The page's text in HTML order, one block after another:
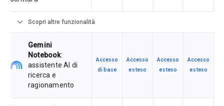
expand_more Scopri altre funzionalità
Gemini
Notebook:
assistente AI di
ricerca e
ragionamento
Accesso
di base
Accesso
esteso
Accesso
esteso
Accesso
esteso